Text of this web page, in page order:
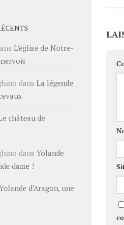
L’église de Notre-
dans La légende
château de
dans Yolande
dame !
d’Aragon, une